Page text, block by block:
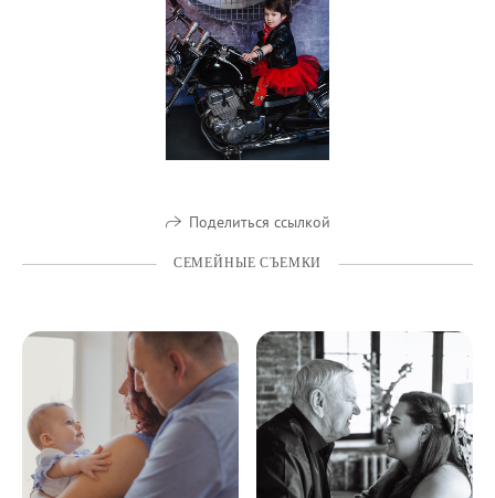
Поделиться ссылкой
СЕМЕЙНЫЕ СЪЕМКИ